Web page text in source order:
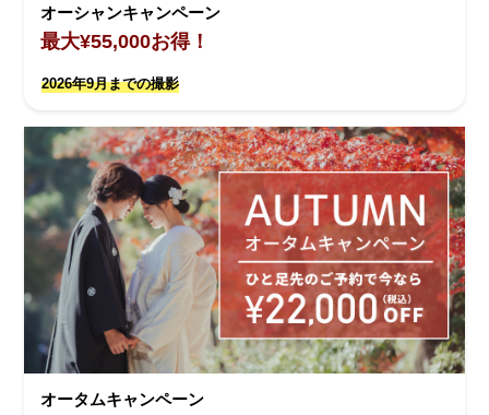
オーシャンキャンペーン
最大¥55,000お得！
2026年9月までの撮影
オータムキャンペーン